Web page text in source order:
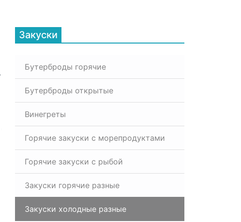
Закуски
Бутерброды горячие
Бутерброды открытые
Винегреты
Горячие закуски с морепродуктами
Горячие закуски с рыбой
Закуски горячие разные
Закуски холодные разные